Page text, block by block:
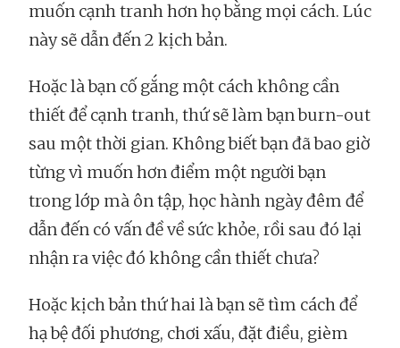
muốn cạnh tranh hơn họ bằng mọi cách. Lúc
này sẽ dẫn đến 2 kịch bản.
Hoặc là bạn cố gắng một cách không cần
thiết để cạnh tranh, thứ sẽ làm bạn burn-out
sau một thời gian. Không biết bạn đã bao giờ
từng vì muốn hơn điểm một người bạn
trong lớp mà ôn tập, học hành ngày đêm để
dẫn đến có vấn đề về sức khỏe, rồi sau đó lại
nhận ra việc đó không cần thiết chưa?
Hoặc kịch bản thứ hai là bạn sẽ tìm cách để
hạ bệ đối phương, chơi xấu, đặt điều, gièm